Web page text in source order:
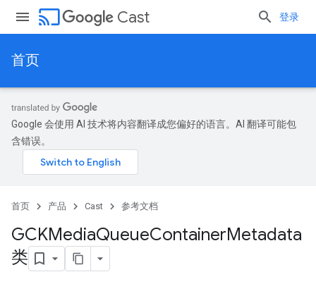
cast Cast 登录
首页
Google 会使用 AI 技术将内容翻译成您偏好的语言。AI 翻译可能包
含错误。
首页 产品 Cast 参考文档
GCKMediaQueueContainerMetadata
类